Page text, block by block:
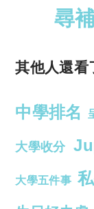
尋
其他人還
中學排名
大學收分
大學五件事